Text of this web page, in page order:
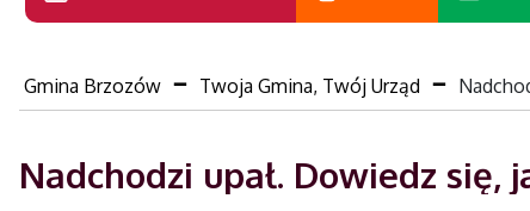
Gmina Brzozów Twoja Gmina, Twój Urząd
Nadchodzi upał. Dowiedz się,